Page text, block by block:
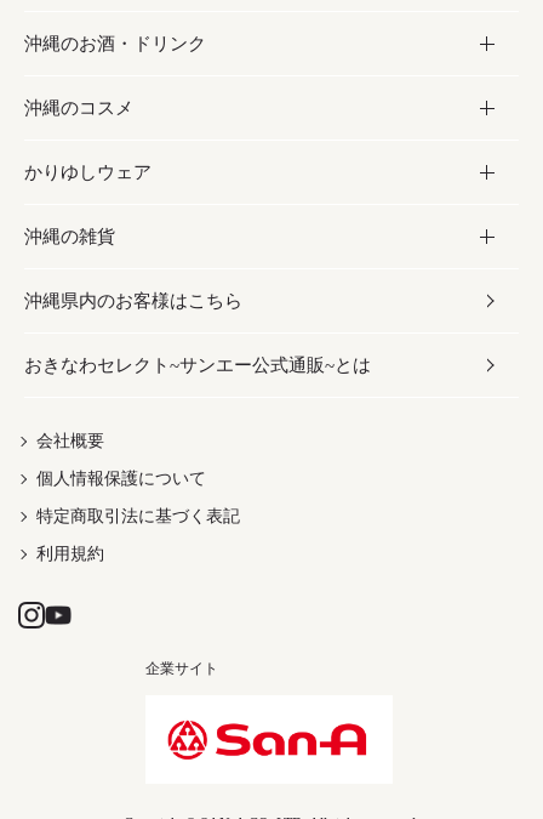
海産物
沖縄料理
沖縄そば／乾麺
レトルト食品
乾物／粉類
砂糖／黒砂糖
塩
お酢／ドレッシング
しょうゆ
みそ
だし／スパイス／島唐辛子
お菓子
黒糖
ちんすこう
伝統菓子
スナック
おつまみ
紅芋
沖縄のお酒・ドリンク
お酒・ドリンク
泡盛
ビール・チューハイ
ワイン・ウィスキー・カクテル
ドリンク
茶葉
沖縄のコスメ
コスメ
スキンケア
ボディケア
ヘアケア
UVケア
かりゆしウェア
かりゆしウェア
メンズ
レディース
沖縄の雑貨
雑貨
沖縄ファッション
伝統工芸品
沖縄県内のお客様はこちら
おきなわセレクト~サンエー公式通販~とは
会社概要
個人情報保護について
特定商取引法に基づく表記
利用規約
企業サイト